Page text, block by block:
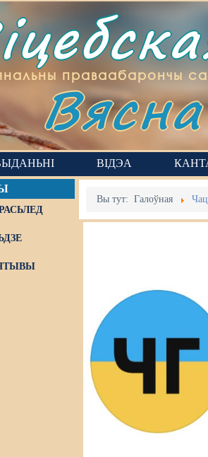
праваабарончы
Вясна
ВІДЭА
Вы тут:Галоўная